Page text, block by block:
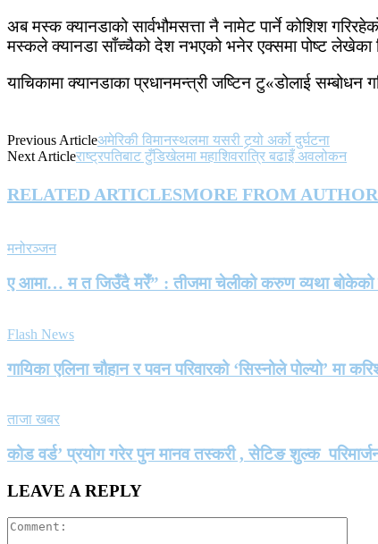
अब मस्क क्यानडाको सार्वभौमसत्ता नै नामेट पार्ने कोशिश
मस्कले क्यानडा साँच्चैको देश नभएको भनेर एक्समा पोष्ट लेखेका
याचिकामा क्यानडाका प्रधानमन्त्री जष्टिन टु«डोलाई
Previous Articleअमेरिकी विमानस्थलमा यसरी टर्‍यो अर्को दुर्घटना
Next Articleराष्ट्रपतिबाट टुँडिखेलमा महाशिवरात्रि बढाइँ अवलोकन
RELATED ARTICLESMORE FROM AUTHOR
मनोरञ्जन
ए आमा… म त जिउँदै मरेँ” : तीजमा चेलीको करुण व्यथा बोकेको
Flash News
गायिका एलिना चौहान र पवन परिवारको ‘सिस्नोले पोल्यो’ मा
ताजा खबर
कोड वर्ड’ प्रयोग गरेर पुन मानव तस्करी , सेटिङ शुल्क
LEAVE A REPLY